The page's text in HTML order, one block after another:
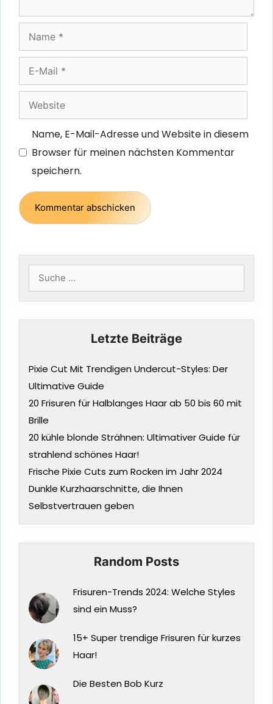
Name
Mail
Website
Name, E-Mail-Adresse und Website in diesem
Browser für meinen nächsten Kommentar
speichern.
Suche
nach:
Letzte Beiträge
Pixie Cut Mit Trendigen Undercut-Styles: Der
Ultimative Guide
20 Frisuren für Halblanges Haar ab 50 bis 60 mit
Brille
20 kühle blonde Strähnen: Ultimativer Guide für
strahlend schönes Haar!
Frische Pixie Cuts zum Rocken im Jahr 2024
Dunkle Kurzhaarschnitte, die Ihnen
Selbstvertrauen geben
Random Posts
Frisuren-Trends 2024: Welche Styles
sind ein Muss?
15+ Super trendige Frisuren für kurzes
Haar!
Die Besten Bob Kurz